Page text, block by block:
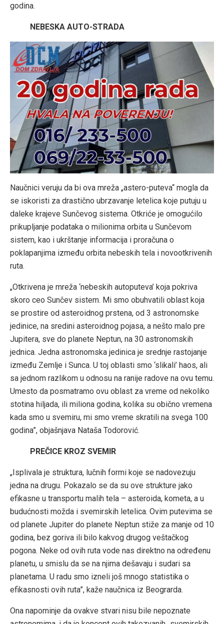
godina.
NEBESKA AUTO-STRADA
Naučnici veruju da bi ova mreža „astero-puteva“ mogla da
se iskoristi za drastično ubrzavanje letelica koje putuju u
daleke krajeve Sunčevog sistema. Otkriće je omogućilo
prikupljanje podataka o milionima orbita u Sunčevom
sistem, kao i ukrštanje informacija i proračuna o
poklapanjima između orbita nebeskih tela i novootkrivenih
ruta.
„Otkrivena je mreža ‘nebeskih autoputeva’ koja pokriva
skoro ceo Sunčev sistem. Mi smo obuhvatili oblast koja
se prostire od asteroidnog prstena, od 3 astronomske
jedinice, na sredini asteroidnog pojasa, a nešto malo pre
Jupitera, sve do planete Neptun, na 30 astronomskih
jednica. Jedna astronomska jedinica je srednje rastojanje
između Zemlje i Sunca. U toj oblasti smo ‘slikali’ haos, ali
sa jednom razlikom u odnosu na ranije radove na ovu temu.
Umesto da posmatramo ovu oblast za vreme od nekoliko
stotina hiljada, ili miliona godina, kolika su obično vremena
kada smo u svemiru, mi smo vreme skratili na svega 100
godina”, objašnjava Nataša Todorović.
PREČICE KROZ SVEMIR
„Isplivala je struktura, lučnih formi koje se nadovezuju
jedna na drugu. Pokazalo se da su ove strukture jako
efikasne u transportu malih tela – asteroida, kometa, a u
budućnosti možda i svemirskih letelica. Ovim putevima se
od planete Jupiter do planete Neptun stiže za manje od 10
godina, bez goriva ili bilo kakvog drugog veštačkog
pogona. Neke od ovih ruta vode nas direktno na određenu
planetu, u smislu da se na njima dešavaju i sudari sa
planetama. U radu smo izneli još mnogo statistika o
efikasnosti ovih ruta”, kaže naučnica iz Beograrda.
Ona napominje da ovakve stvari nisu bile nepoznate